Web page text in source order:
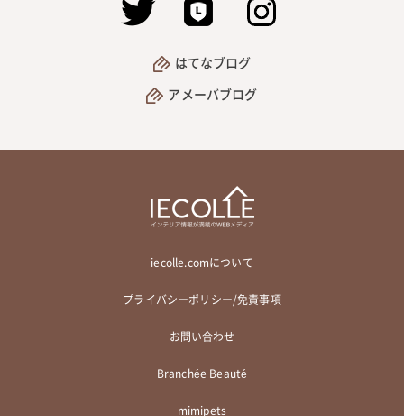
はてなブログ
アメーバブログ
iecolle.comについて
プライバシーポリシー/免責事項
お問い合わせ
Branchée Beauté
mimipets